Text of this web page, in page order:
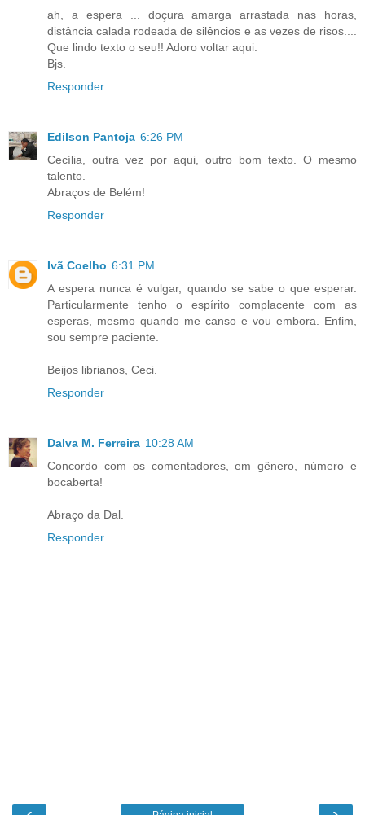
ah, a espera ... doçura amarga arrastada nas horas,
distância calada rodeada de silêncios e as vezes de risos....
Que lindo texto o seu!! Adoro voltar aqui.
Bjs.
Responder
Edilson Pantoja 6:26 PM
Cecília, outra vez por aqui, outro bom texto. O mesmo
talento.
Abraços de Belém!
Responder
Ivã Coelho 6:31 PM
A espera nunca é vulgar, quando se sabe o que esperar.
Particularmente tenho o espírito complacente com as
esperas, mesmo quando me canso e vou embora. Enfim,
sou sempre paciente.
Beijos librianos, Ceci.
Responder
Dalva M. Ferreira 10:28 AM
Concordo com os comentadores, em gênero, número e
bocaberta!
Abraço da Dal.
Responder